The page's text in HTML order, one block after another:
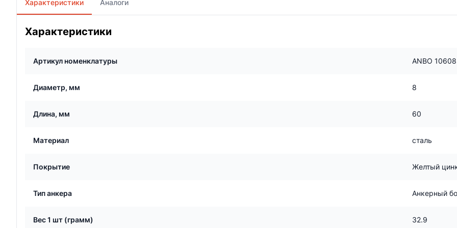
Характеристики Аналоги
Характеристики
Артикул номенклатуры ANBO 10608
Диаметр, мм 8
Длина, мм 60
Материал сталь
Покрытие Желтый
Тип анкера Анкерный
Вес 1 шт (грамм) 32.9